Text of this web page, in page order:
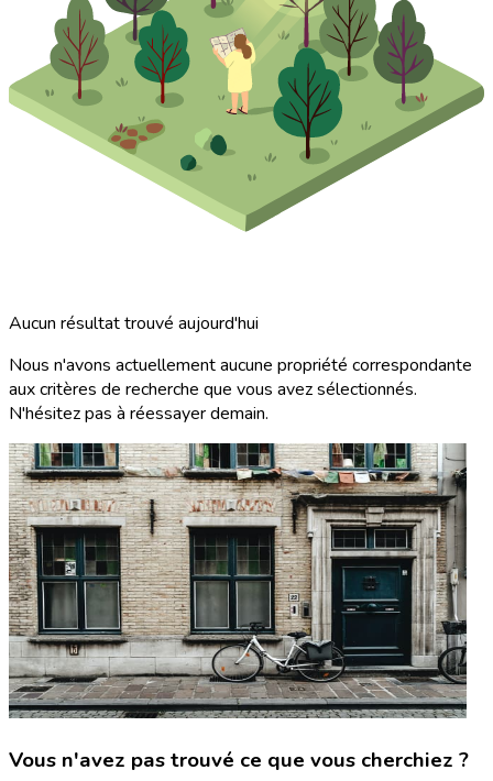
Aucun résultat trouvé aujourd'hui
Nous n'avons actuellement aucune propriété correspondante
aux critères de recherche que vous avez sélectionnés.
N'hésitez pas à réessayer demain.
Vous n'avez pas trouvé ce que vous cherchiez ?